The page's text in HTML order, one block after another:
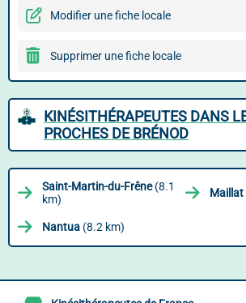
Modifier une fiche locale
Supprimer une fiche locale
KINÉSITHÉRAPEUTES DANS
PROCHES DE BRÉNOD
Saint-Martin-du-Frêne(8.1
km)
Maillat
Nantua (8.2 km)